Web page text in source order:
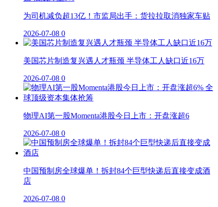
为司机减负超13亿！市监局出手：货拉拉取消独家车贴
2026-07-08 0
美国芯片制造复兴遇人才瓶颈 半导体工人缺口近16万
2026-07-08 0
物理AI第一股Momenta港股今日上市：开盘涨超6
2026-07-08 0
中国预制房全球爆单！拆封84个巨型快递后直接变成酒
店
2026-07-08 0